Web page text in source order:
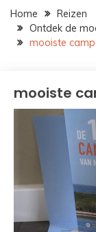
Home
Reizen
Ontdek de
mooiste
mooiste